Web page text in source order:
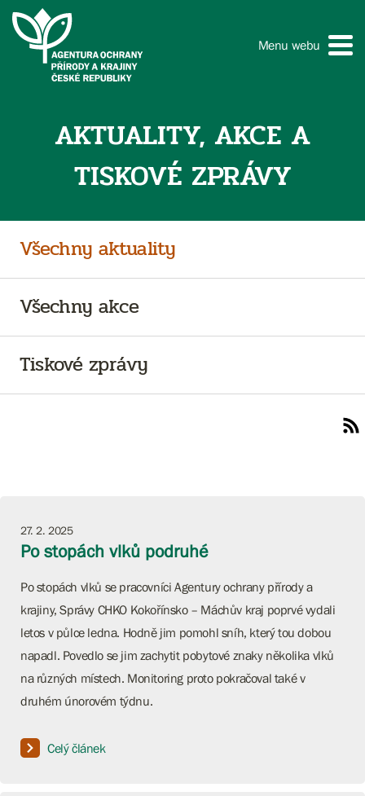
Menu webu
AKTUALITY, AKCE A
TISKOVÉ ZPRÁVY
Všechny aktuality
Všechny akce
Tiskové zprávy
27. 2. 2025
Po stopách vlků podruhé
Po stopách vlků se pracovníci Agentury ochrany přírody a
krajiny, Správy CHKO Kokořínsko – Máchův kraj poprvé vydali
letos v půlce ledna. Hodně jim pomohl sníh, který tou dobou
napadl. Povedlo se jim zachytit pobytové znaky několika vlků
na různých místech. Monitoring proto pokračoval také v
druhém únorovém týdnu.
Celý článek